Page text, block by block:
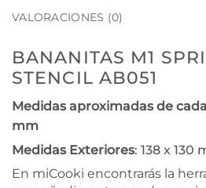
VALORACIONES (0)
BANANITAS M1
STENCIL AB051
Medidas aproximadas de
mm
Medidas Exteriores: 138 x 130
En miCooki encontrarás la